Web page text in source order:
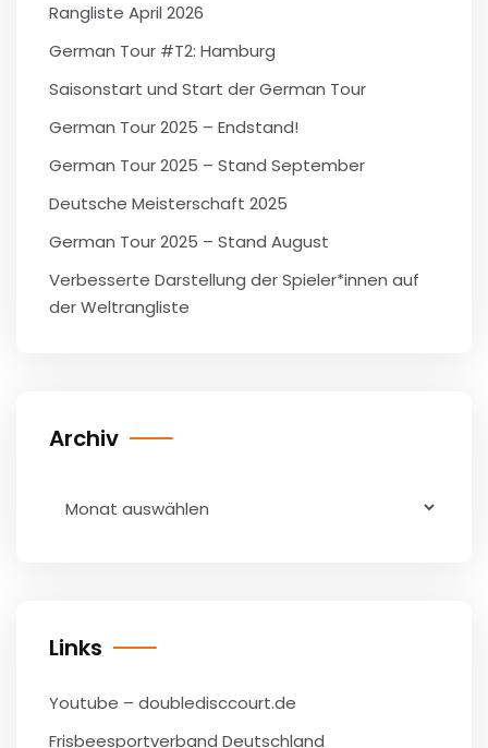
Rangliste April 2026
German Tour #T2: Hamburg
Saisonstart und Start der German Tour
German Tour 2025 – Endstand!
German Tour 2025 – Stand September
Deutsche Meisterschaft 2025
German Tour 2025 – Stand August
Verbesserte Darstellung der Spieler*innen auf
der Weltrangliste
ArchivArchiv
Links
Youtube – doubledisccourt.de
Frisbeesportverband Deutschland